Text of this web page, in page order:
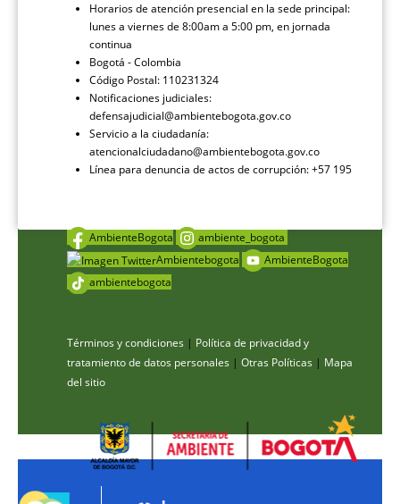
Horarios de atención presencial en la sede principal:
lunes a viernes de 8:00am a 5:00 pm, en jornada
continua
Bogotá - Colombia
Código Postal: 110231324
Notificaciones judiciales:
defensajudicial@ambientebogota.gov.co
Servicio a la ciudadanía:
atencionalciudadano@ambientebogota.gov.co
Línea para denuncia de actos de corrupción: +57 195
AmbienteBogota
ambiente_bogota
Ambientebogota
AmbienteBogota
ambientebogota
Términos y condiciones | Política de privacidad y
tratamiento de datos personales | Otras Políticas | Mapa
del sitio